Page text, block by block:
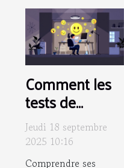
Comment les
tests de
sentiments en
ligne peuvent
clarifier vos
Jeudi 18 septembre
2025 10:16
Comprendre ses